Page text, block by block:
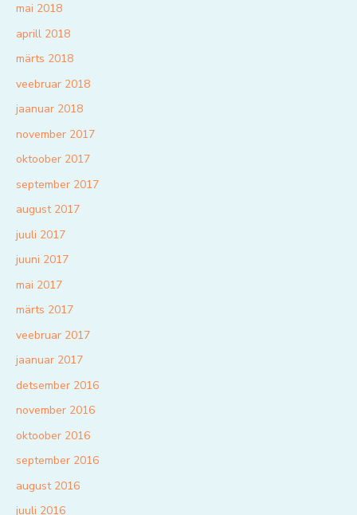
mai 2018
aprill 2018
märts 2018
veebruar 2018
jaanuar 2018
november 2017
oktoober 2017
september 2017
august 2017
juuli 2017
juuni 2017
mai 2017
märts 2017
veebruar 2017
jaanuar 2017
detsember 2016
november 2016
oktoober 2016
september 2016
august 2016
juuli 2016